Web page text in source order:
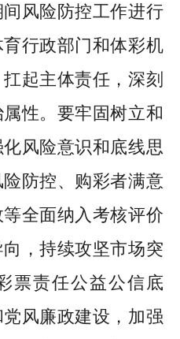
风险防控工作进行
行政部门和体彩机
起主体责任，深刻
性。要牢固树立和
风险意识和底线思
防控、购彩者满意
全面纳入考核评价
，持续攻坚市场突
票责任公益公信底
风廉政建设，加强